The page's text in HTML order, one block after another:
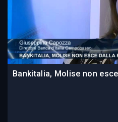
Bankitalia, Molise non